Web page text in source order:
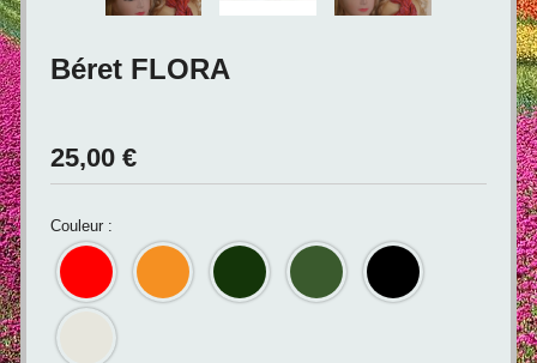
Béret FLORA
25,00 €
Couleur :